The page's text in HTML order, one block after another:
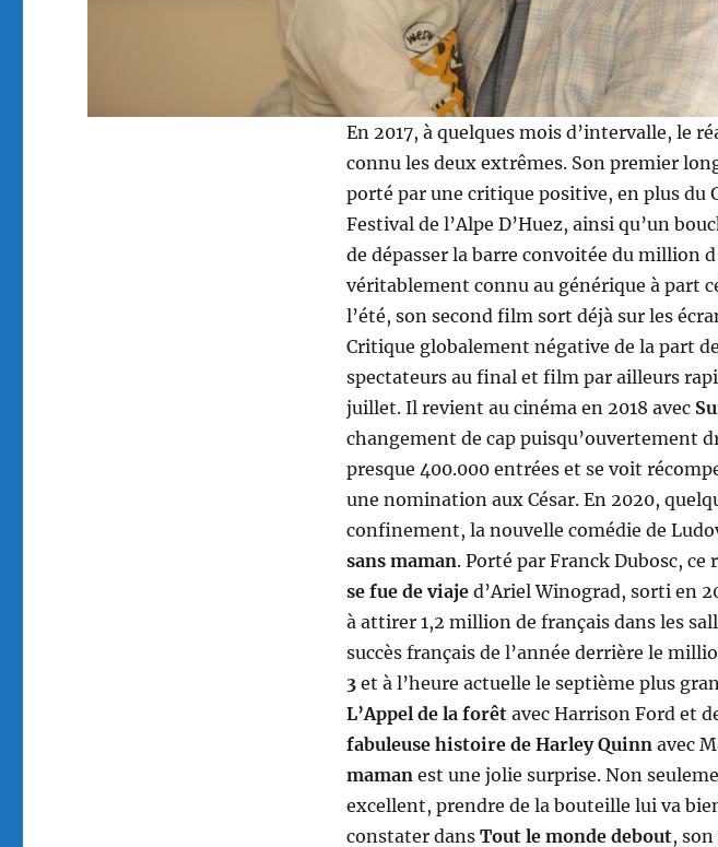
En 2017, à quelques mois d’intervalle, le
connu les deux extrêmes. Son premier
porté par une critique positive, en plus du
Festival de l’Alpe D’Huez, ainsi qu’un
de dépasser la barre convoitée du million
véritablement connu au générique à part
l’été, son second film sort déjà sur les
Critique globalement négative de la part
spectateurs au final et film par ailleurs
juillet. Il revient au cinéma en 2018 avec
changement de cap puisqu’ouvertement
presque 400.000 entrées et se voit
une nomination aux César. En 2020,
confinement, la nouvelle comédie de
sans maman. Porté par Franck Dubosc,
se fue de viajed’Ariel Winograd, sorti en
à attirer 1,2 million de français dans les
succès français de l’année derrière le
3 et à l’heure actuelle le septième plus
L’Appel de la forêtavec Harrison Ford et
fabuleuse histoire de Harley Quinn avec
maman est une jolie surprise. Non
excellent, prendre de la bouteille lui va
constater dans Tout le monde debout,